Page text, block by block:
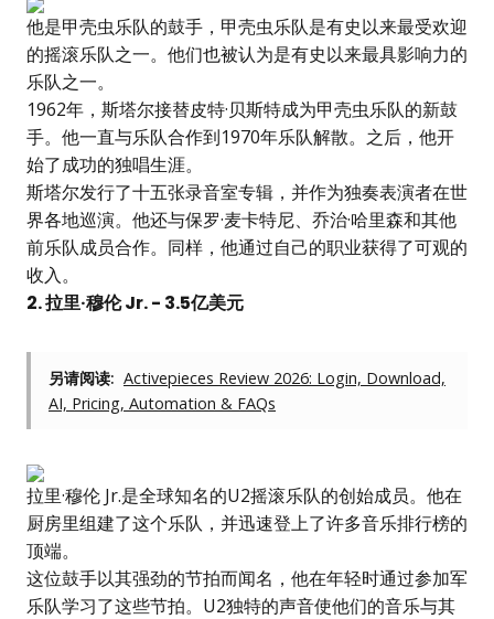
他是甲壳虫乐队的鼓手，甲壳虫乐队是有史以来最受欢迎
的摇滚乐队之一。他们也被认为是有史以来最具影响力的
乐队之一。
1962年，斯塔尔接替皮特·贝斯特成为甲壳虫乐队的新鼓
手。他一直与乐队合作到1970年乐队解散。之后，他开
始了成功的独唱生涯。
斯塔尔发行了十五张录音室专辑，并作为独奏表演者在世
界各地巡演。他还与保罗·麦卡特尼、乔治·哈里森和其他
前乐队成员合作。同样，他通过自己的职业获得了可观的
收入。
2. 拉里·穆伦 Jr. - 3.5亿美元
另请阅读: Activepieces Review 2026: Login, Download,
AI, Pricing, Automation & FAQs
拉里·穆伦 Jr.是全球知名的U2摇滚乐队的创始成员。他在
厨房里组建了这个乐队，并迅速登上了许多音乐排行榜的
顶端。
这位鼓手以其强劲的节拍而闻名，他在年轻时通过参加军
乐队学习了这些节拍。U2独特的声音使他们的音乐与其